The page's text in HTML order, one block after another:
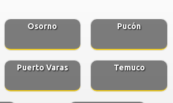
Osorno Pucón
Puerto Varas Temuco